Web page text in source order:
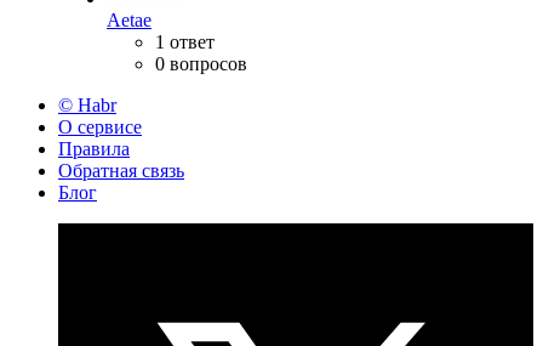
Aetae
1 ответ
0 вопросов
© Habr
О сервисе
Правила
Обратная связь
Блог